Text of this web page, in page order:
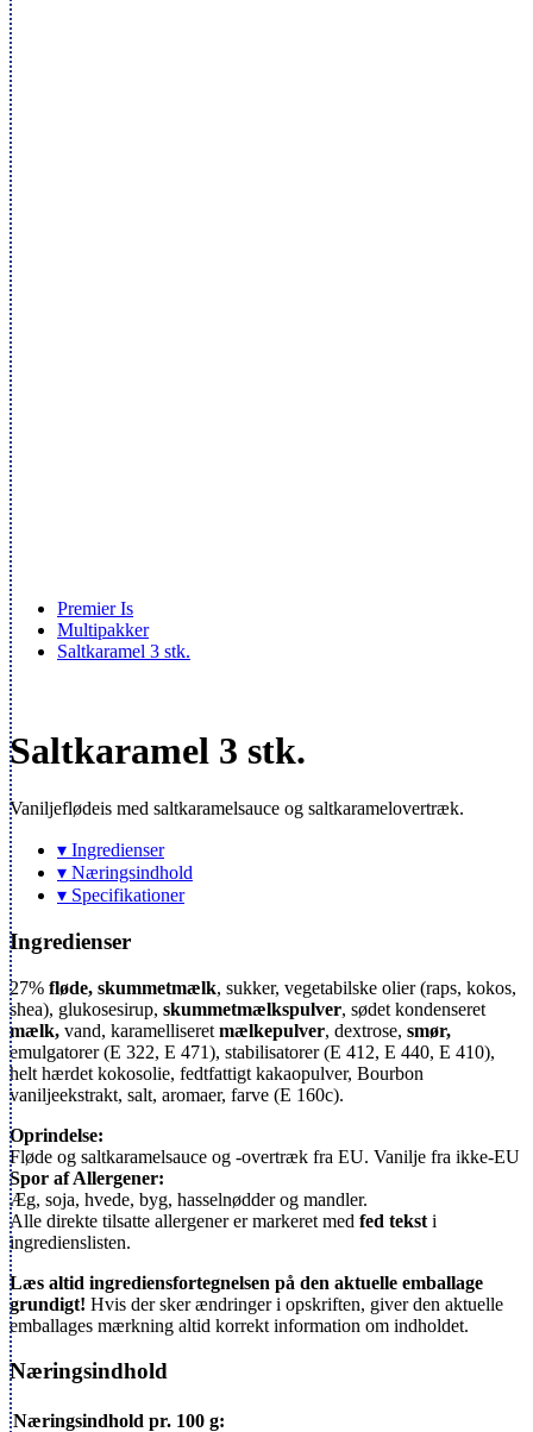
Premier Is
Multipakker
Saltkaramel 3 stk.
Saltkaramel 3 stk.
Vaniljeflødeis med saltkaramelsauce og saltkaramelovertræk.
▾ Ingredienser
▾ Næringsindhold
▾ Specifikationer
Ingredienser
27% fløde, skummetmælk, sukker, vegetabilske olier (raps, kokos,
shea), glukosesirup, skummetmælkspulver, sødet kondenseret
mælk, vand, karamelliseret mælkepulver, dextrose, smør,
emulgatorer (E 322, E 471), stabilisatorer (E 412, E 440, E 410),
helt hærdet kokosolie, fedtfattigt kakaopulver, Bourbon
vaniljeekstrakt, salt, aromaer, farve (E 160c).
Oprindelse:
Fløde og saltkaramelsauce og -overtræk fra EU. Vanilje fra ikke-EU
Spor af Allergener:
Æg, soja, hvede, byg, hasselnødder og mandler.
Alle direkte tilsatte allergener er markeret med fed tekst i
ingredienslisten.
Læs altid ingrediensfortegnelsen på den aktuelle emballage
grundigt! Hvis der sker ændringer i opskriften, giver den aktuelle
emballages mærkning altid korrekt information om indholdet.
Næringsindhold
Næringsindhold pr. 100 g: